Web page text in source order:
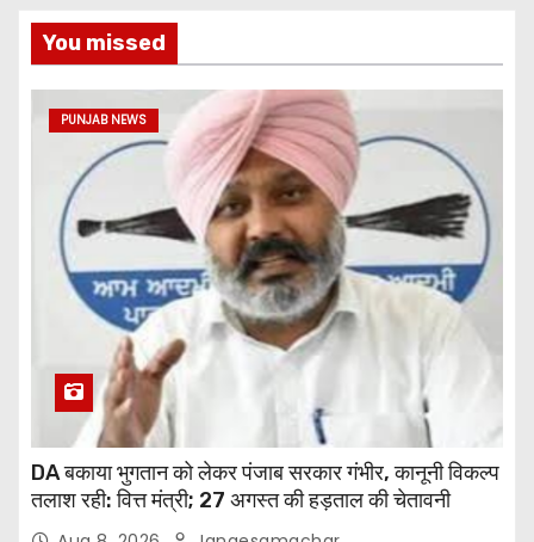
You missed
PUNJAB NEWS
DA बकाया भुगतान को लेकर पंजाब सरकार गंभीर, कानूनी विकल्प
तलाश रही: वित्त मंत्री; 27 अगस्त की हड़ताल की चेतावनी